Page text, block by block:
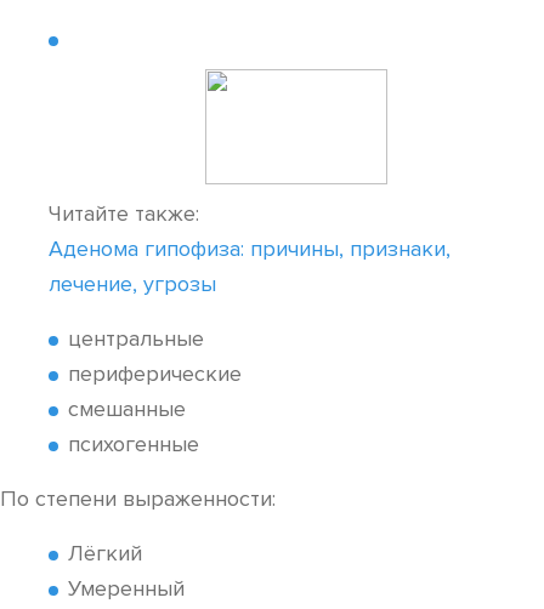
Читайте также:
Аденома гипофиза: причины, признаки,
лечение, угрозы
центральные
периферические
смешанные
психогенные
По степени выраженности:
Лёгкий
Умеренный